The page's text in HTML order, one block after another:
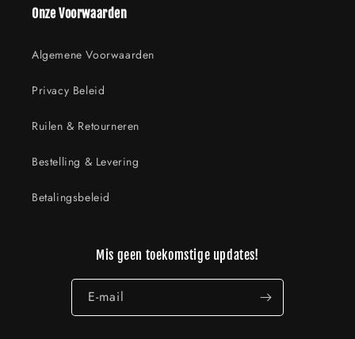
Onze Voorwaarden
Algemene Voorwaarden
Privacy Beleid
Ruilen & Retourneren
Bestelling & Levering
Betalingsbeleid
Mis geen toekomstige updates!
E‑mail